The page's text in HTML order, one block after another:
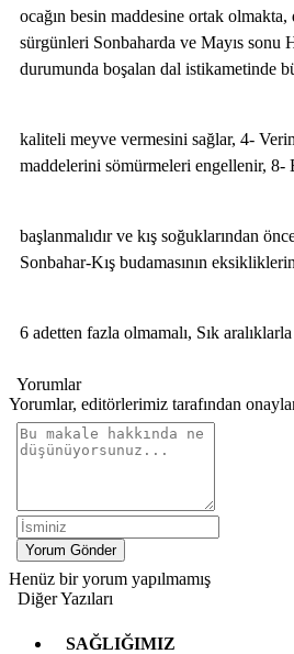
ocağın besin maddesine ortak
sürgünleri Sonbaharda ve Mayıs sonu
durumunda boşalan dal istikametinde
BUDAMANIN FAYDALARI
kaliteli meyve vermesini sağlar, 4-
maddelerini sömürmeleri engellenir, 8-
BUDAMA ZAMANI
başlanmalıdır ve kış soğuklarından
Sonbahar-Kış budamasının
BUDAMADA
6 adetten fazla olmamalı, Sık
Yorumlar
Yorumlar, editörlerimiz tarafından
Yorum Gönder
Henüz bir yorum yapılmamış
Diğer Yazıları
SAĞLIĞIMIZ